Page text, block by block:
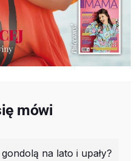
mówi
na lato i upały?